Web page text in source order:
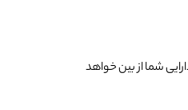
شما از بین خواهد